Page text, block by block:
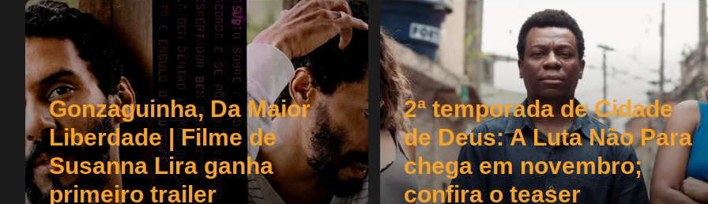
Gonzaguinha, Da Maior
Liberdade | Filme de
Susanna Lira ganha
primeiro trailer
2ª temporada de Cidade
de Deus: A Luta Não Para
chega em novembro;
confira o teaser